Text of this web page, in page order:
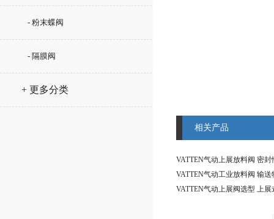
- 粉末蝶阀
- 隔膜阀
+ 更多分类
相关产品